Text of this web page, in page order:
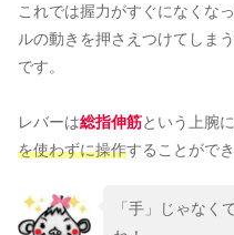
これでは握力がすぐになくな
ルの動きを押さえつけてしま
です。
レバーは総指伸筋という上腕
を使わずに操作することができ
「手」じゃなく